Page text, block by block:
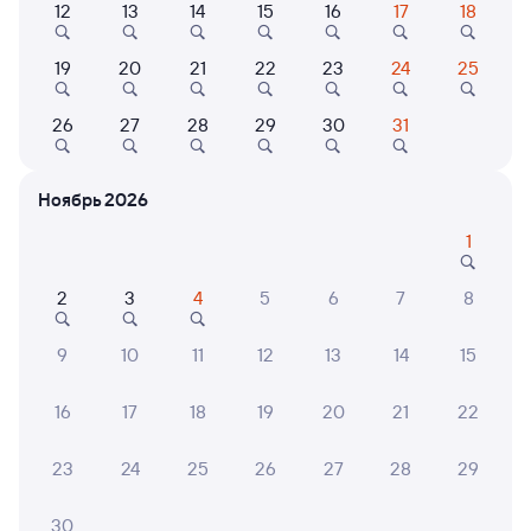
Найдём билет на поезд за вас
Даже если сейчас нет мест
Искать билеты
Отель Smart Hotel
2 ⁠207 ⁠₽
Показать
варианта
12 13 14 15 16 17 18
19 20 21 22 23 24 25
26 27 28 29 30 31
Ноябрь 2026
1
2 3 4 5 6 7 8
9 10 11 12 13 14 15
16 17 18 19 20 21 22
23 24 25 26 27 28 29
30